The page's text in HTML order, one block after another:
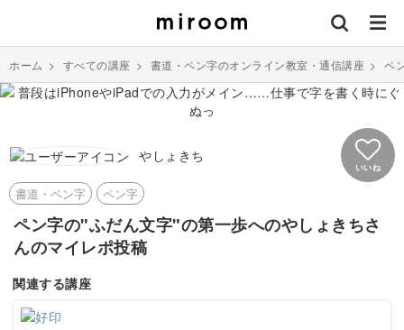
ホーム > すべての講座 > 書道・ペン字のオンライン教室・通信講座 > ペ
やしょきち
いいね
書道・ペン字 ペン字
ペン字の"ふだん文字"の第一歩へのやしょきちさ
んのマイレポ投稿
関連する講座